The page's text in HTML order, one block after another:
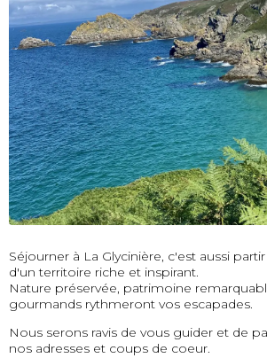
Séjourner à La Glycinière, c'est aussi
d'un territoire riche et inspirant.
Nature préservée, patrimoine
gourmands rythmeront vos escapades.
Nous serons ravis de vous guider et de
nos adresses et coups de coeur.